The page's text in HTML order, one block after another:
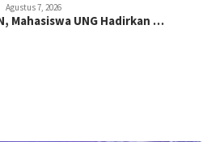
Agustus 7, 2026
Mahasiswa UNG Hadirkan …